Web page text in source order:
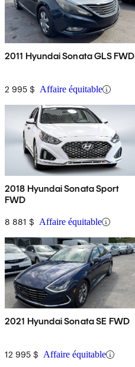
2011 Hyundai Sonata GLS FWD
2 995 $ Affaire équitable
2018 Hyundai Sonata Sport
FWD
8 881 $ Affaire équitable
2021 Hyundai Sonata SE FWD
12 995 $ Affaire équitable